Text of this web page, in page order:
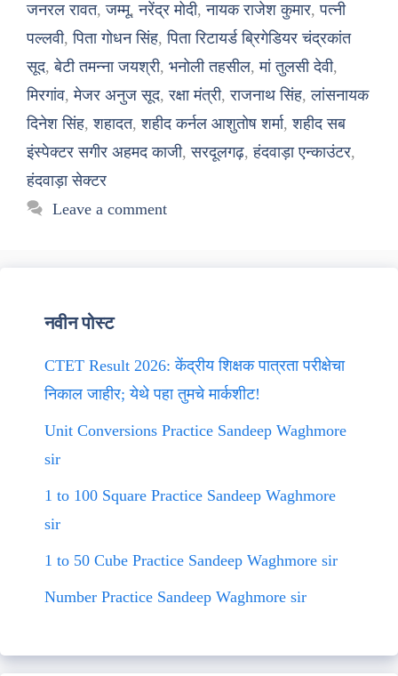
जनरल रावत,जम्मू,नरेंद्र मोदी,नायक राजेश कुमार,पत्नी
पल्लवी,पिता गोधन सिंह,पिता रिटायर्ड ब्रिगेडियर चंद्रकांत
सूद,बेटी तमन्ना जयश्री, भनोली तहसील,मां तुलसी देवी,
मिरगांव,मेजर अनुज सूद,रक्षा मंत्री,राजनाथ सिंह,लांसनायक
दिनेश सिंह,शहादत,शहीद कर्नल आशुतोष शर्मा,शहीद सब
इंस्पेक्टर सगीर अहमद काजी,सरदूलगढ़,हंदवाड़ा एन्काउंटर,
हंदवाड़ा सेक्टर
Leave a comment
नवीन पोस्ट
CTET Result 2026: केंद्रीय शिक्षक पात्रता परीक्षेचा
निकाल जाहीर; येथे पहा तुमचे मार्कशीट!
Unit Conversions Practice Sandeep Waghmore
sir
1 to 100 Square Practice Sandeep Waghmore
sir
1 to 50 Cube Practice Sandeep Waghmore sir
Number Practice Sandeep Waghmore sir